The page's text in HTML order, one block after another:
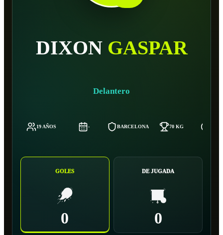
DIXON GASPAR
Delantero
19 AÑOS - BARCELONA 70 KG
GOLES
0
DE JUGADA
0